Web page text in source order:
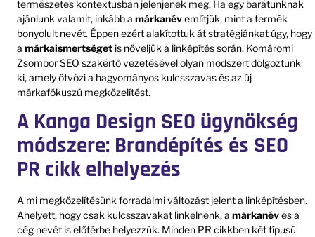
természetes kontextusban jelenjenek meg. Ha egy barátunknak
ajánlunk valamit, inkább a márkanévemlítjük, mint a termék
bonyolult nevét. Éppen ezért alakítottuk át stratégiánkat úgy, hogy
a márkaismertséget is növeljük a linképítés során. Komáromi
Zsombor SEO szakértő vezetésével olyan módszert dolgoztunk
ki, amely ötvözi a hagyományos kulcsszavas és az új
márkafókuszú megközelítést.
A Kanga Design SEO ügynökség
módszere: Brandépítés és SEO
PR cikk elhelyezés
A mi megközelítésünk forradalmi változást jelent a linképítésben.
Ahelyett, hogy csak kulcsszavakat linkelnénk, a márkanévés a
cég nevét is előtérbe helyezzük. Minden PR cikkben két típusú